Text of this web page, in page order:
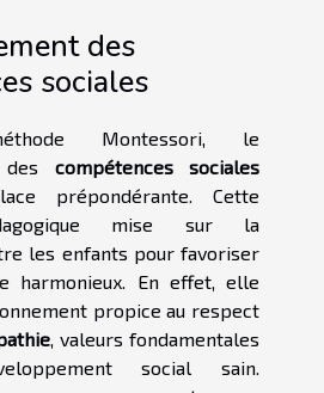
des
sociales
Montessori, le
des compétences sociales
prépondérante. Cette
mise sur la
les enfants pour favoriser
harmonieux. En effet, elle
propice au respect
, valeurs fondamentales
social sain.